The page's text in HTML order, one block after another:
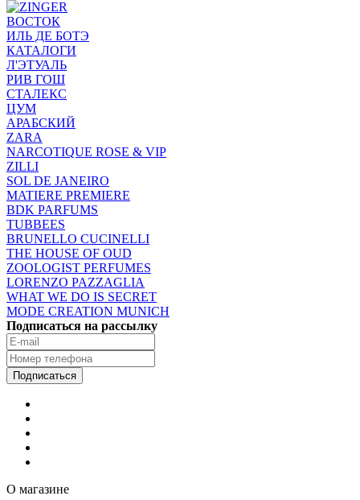
ВОСТОК
ИЛЬ ДЕ БОТЭ
КАТАЛОГИ
Л'ЭТУАЛЬ
РИВ ГОШ
СТАЛЕКС
ЦУМ
АРАБСКИЙ
ZARA
NARCOTIQUE ROSE & VIP
ZILLI
SOL DE JANEIRO
MATIERE PREMIERE
BDK PARFUMS
TUBBEES
BRUNELLO CUCINELLI
THE HOUSE OF OUD
ZOOLOGIST PERFUMES
LORENZO PAZZAGLIA
WHAT WE DO IS SECRET
MODE CREATION MUNICH
Подписаться на рассылку
О магазине